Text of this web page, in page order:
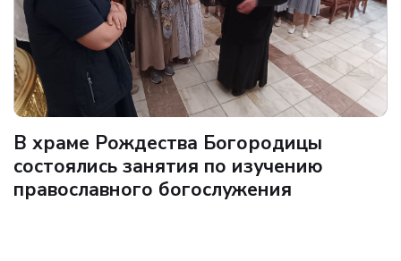
В храме Рождества Богородицы
состоялись занятия по изучению
православного богослужения